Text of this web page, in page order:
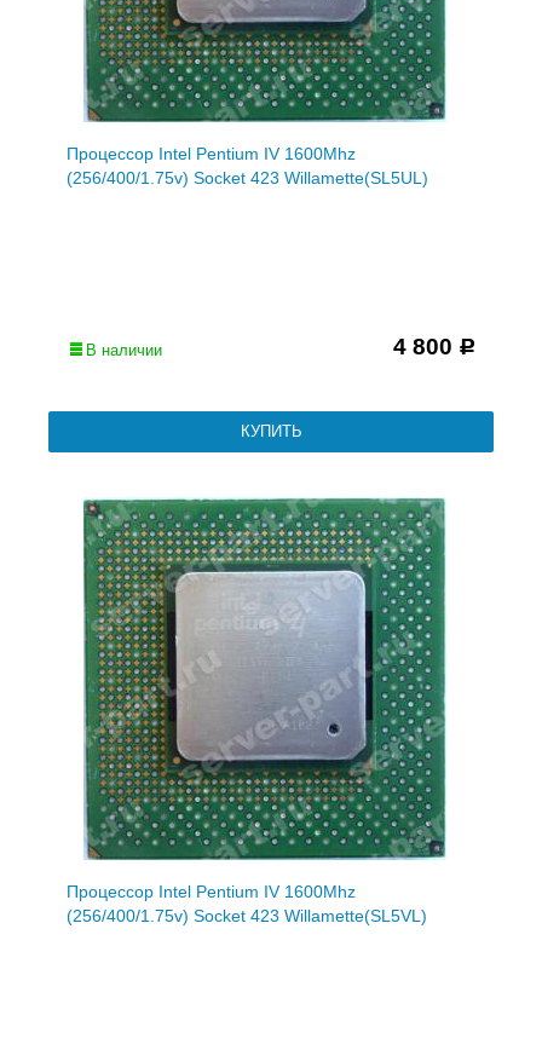
Процессор Intel Pentium IV 1600Mhz
(256/400/1.75v) Socket 423 Willamette(SL5UL)
В наличии 4 800 Р
Процессор Intel Pentium IV 1600Mhz
(256/400/1.75v) Socket 423 Willamette(SL5VL)